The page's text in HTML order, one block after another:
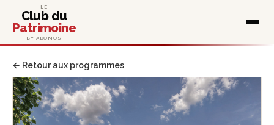
LE
Club du
Patrimoine
BY ADOMOS
← Retour aux programmes